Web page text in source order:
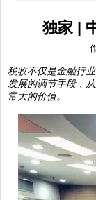
独家 |
税收不仅是金融行
发展的调节手段，
常大的价值。